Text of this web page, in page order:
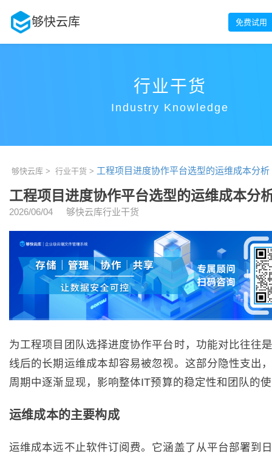
够快云库 免费试用
行业干货
Industry Knowledge
够快云库 > 行业干货 > 工程项目进度协作平台选型的运维成本分析
工程项目进度协作平台选型的运维成本分
2026/06/04 够快云库行业干货
为工程项目团队选择进度协作平台时，功能对比往往
线后的长期运维成本却容易被忽视。这部分隐性支出
周期中逐渐显现，影响整体IT预算的稳定性和团队的
运维成本的主要构成
运维成本远不止软件订阅费。它涵盖了从平台部署到